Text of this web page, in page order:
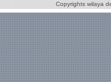
Copyrights wilaya